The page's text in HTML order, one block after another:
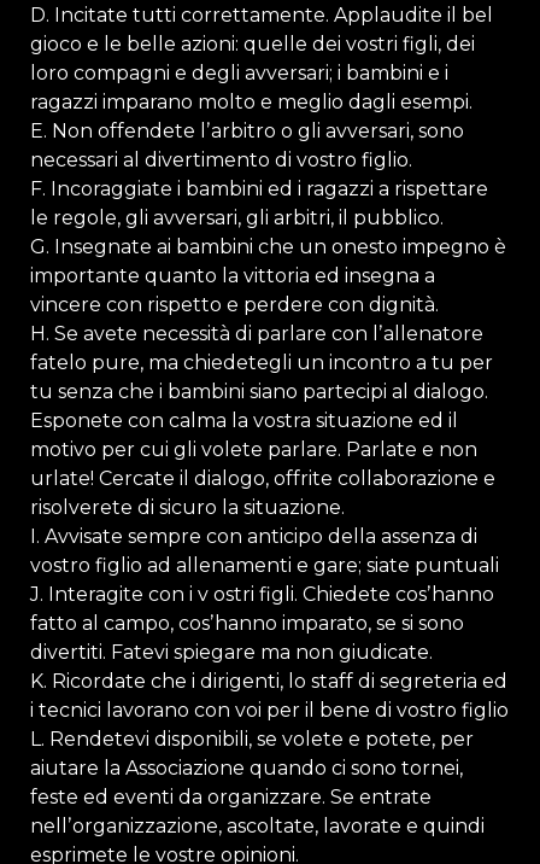
D. Incitate tutti correttamente. Applaudite il bel
gioco e le belle azioni: quelle dei vostri figli, dei
loro compagni e degli avversari; i bambini e i
ragazzi imparano molto e meglio dagli esempi.
E. Non offendete lʼarbitro o gli avversari, sono
necessari al divertimento di vostro figlio.
F. Incoraggiate i bambini ed i ragazzi a rispettare
le regole, gli avversari, gli arbitri, il pubblico.
G. Insegnate ai bambini che un onesto impegno è
importante quanto la vittoria ed insegna a
vincere con rispetto e perdere con dignità.
H. Se avete necessità di parlare con lʼallenatore
fatelo pure, ma chiedetegli un incontro a tu per
tu senza che i bambini siano partecipi al dialogo.
Esponete con calma la vostra situazione ed il
motivo per cui gli volete parlare. Parlate e non
urlate! Cercate il dialogo, offrite collaborazione e
risolverete di sicuro la situazione.
I. Avvisate sempre con anticipo della assenza di
vostro figlio ad allenamenti e gare; siate puntuali
J. Interagite con i v ostri figli. Chiedete cosʼhanno
fatto al campo, cosʼhanno imparato, se si sono
divertiti. Fatevi spiegare ma non giudicate.
K. Ricordate che i dirigenti, lo staff di segreteria ed
i tecnici lavorano con voi per il bene di vostro figlio
L. Rendetevi disponibili, se volete e potete, per
aiutare la Associazione quando ci sono tornei,
feste ed eventi da organizzare. Se entrate
nellʼorganizzazione, ascoltate, lavorate e quindi
esprimete le vostre opinioni.